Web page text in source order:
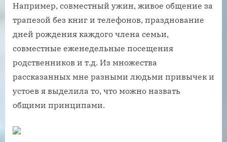
Например, совместный ужин, живое общение за
трапезой без книг и телефонов, празднование
дней рождения каждого члена семьи,
совместные еженедельные посещения
родственников и т.д. Из множества
рассказанных мне разными людьми привычек и
устоев я выделила то, что можно назвать
общими принципами.